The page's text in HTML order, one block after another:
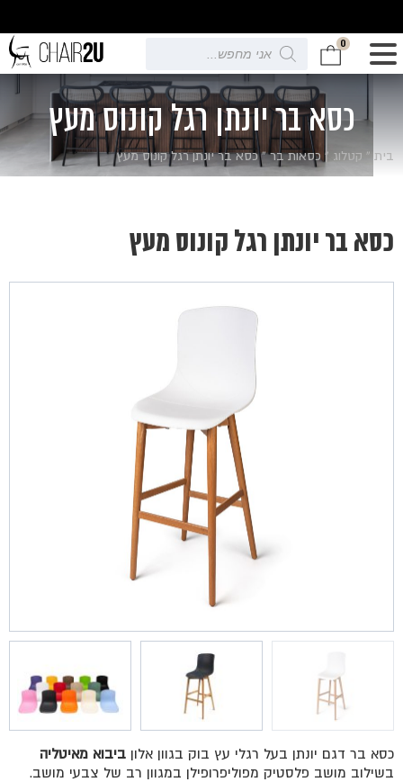
0
Products
search
כסא בר יונתן רגל קונוס מעץ
בית » קטלוג » כסאות בר»כסא בר יונתן רגל קונוס מעץ
כסא בר דגם יונתן בעל רגלי עץ בוק בגוון אלון ביבוא מאיטליה
בשילוב מושב פלסטיק מפוליפרופילן במגוון רב של צבעי מושב.
כסא בר יונתן רגל קונוס מעץ